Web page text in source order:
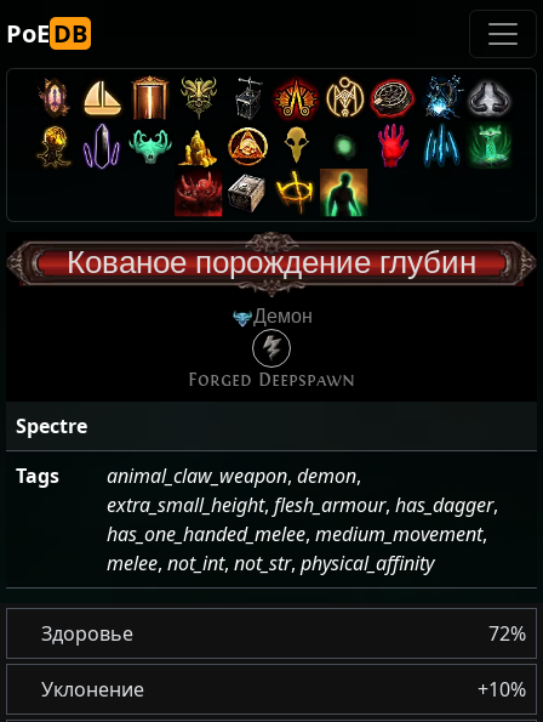
PoEDB
Кованое порождение глубин
Демон
Forged Deepspawn
Spectre
Tags
animal_claw_weapon, demon,
extra_small_height, flesh_armour, has_dagger,
has_one_handed_melee, medium_movement,
melee, not_int, not_str, physical_affinity
Здоровье 72%
Уклонение +10%